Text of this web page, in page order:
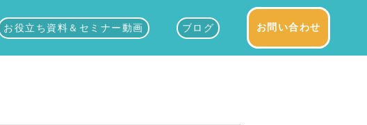
お役立ち資料＆セミナー動画 ブログ お問い合わせ